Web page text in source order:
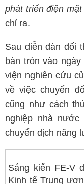
phát triển điện
chỉ ra.
Sau diễn đàn đối
bàn tròn vào
viện nghiên cứu
về việc chuyển
cũng như cách
nghiệp nhà
chuyển dịch năng
Sáng kiến FE-V
Kinh tế Trung